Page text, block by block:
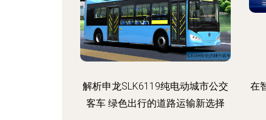
解析申龙SLK6119纯电动城市公交
客车 绿色出行的道路运输新选择
在